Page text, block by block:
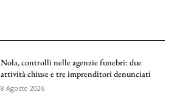
Nola, controlli nelle agenzie funebri: due
attività chiuse e tre imprenditori denunciati
8 Agosto 2026